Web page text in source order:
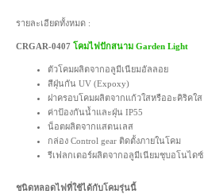
รายละเอียดทั้งหมด :
CRGAR-0407 โคมไฟปักสนาม Garden Light
ตัวโคมผลิตจากอลูมีเนียมอัลลอย
สีฝุ่นกัน UV (Expoxy)
ฝาครอบโคมผลิตจากแก้วใสหรืออะคิริคใส
ค่าป้องกันน้ำและฝุ่น IP55
น็อตผลิตจากแสตนเลส
กล่อง Control gear ติดตั้งภายในโคม
รีเฟลกเตอร์ผลิตจากอลูมีเนียมชุบอโนไดซ์
ชนิดหลอดไฟที่ใช้ได้กับโคมรุ่นนี้